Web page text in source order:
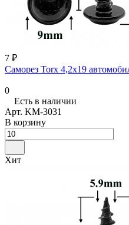
7 ₽
Саморез Torx 4,2х19
0
Есть в наличии
Арт. KM-3031
В корзину
Хит